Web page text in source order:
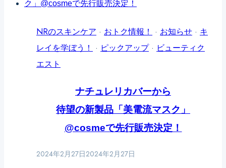
ス
ク」
何？
美
電
マ
NRのスキンケア · おトク情報！ · お知らせ · キ
レイを学ぼう！ · ピックアップ· ビューティク
エスト
ナチュレリカバーから
待望の新製品「美電流マスク」
@cosmeで先行販売決定！
2024年2月27日2024年2月27日